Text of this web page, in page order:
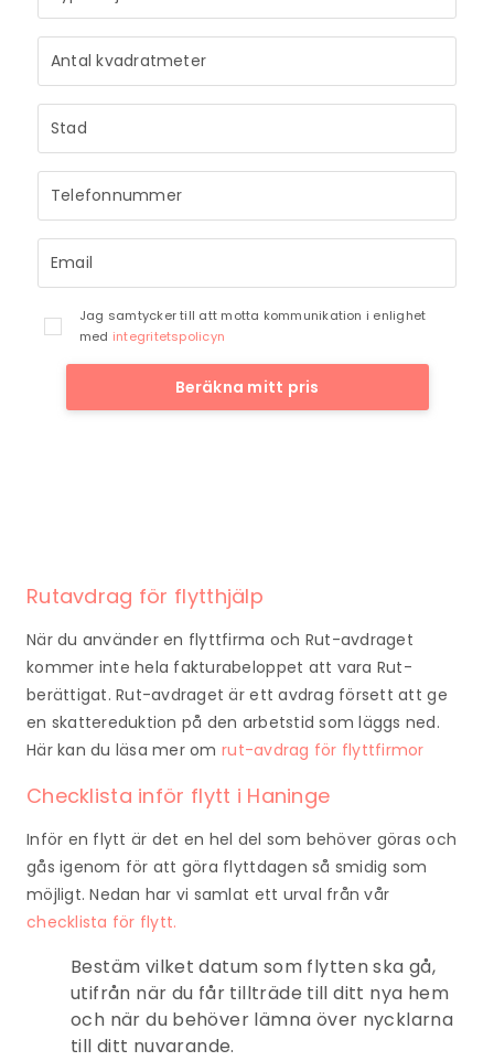
STRÅLANDE!
Ditt meddelande är mottaget och vi återkommer
till dig så snart vi har möjlighet.
Jag samtycker till att motta kommunikation i enlighet
med integritetspolicyn
Beräkna mitt pris
Rutavdrag för flytthjälp
När du använder en flyttfirma och Rut-avdraget
kommer inte hela fakturabeloppet att vara Rut-
berättigat. Rut-avdraget är ett avdrag försett att ge
en skattereduktion på den arbetstid som läggs ned.
Här kan du läsa mer om rut-avdrag för flyttfirmor
Checklista inför flytt i Haninge
Inför en flytt är det en hel del som behöver göras och
gås igenom för att göra flyttdagen så smidig som
möjligt. Nedan har vi samlat ett urval från vår
checklista för flytt.
Bestäm vilket datum som flytten ska gå,
utifrån när du får tillträde till ditt nya hem
och när du behöver lämna över nycklarna
till ditt nuvarande.